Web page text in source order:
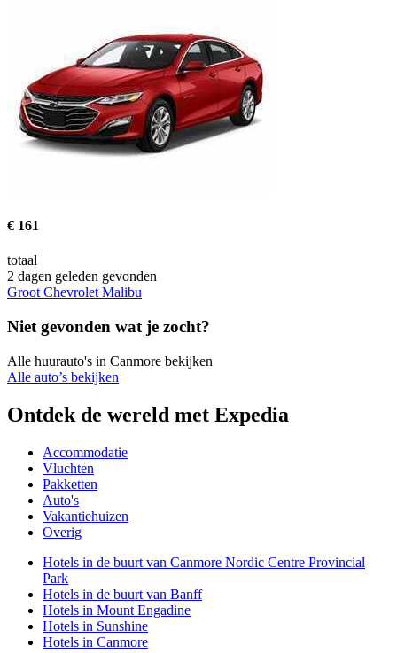
€ 161
totaal
2 dagen geleden gevonden
Groot Chevrolet Malibu
Niet gevonden wat je zocht?
Alle huurauto's in Canmore bekijken
Alle auto’s bekijken
Ontdek de wereld met Expedia
Accommodatie
Vluchten
Pakketten
Auto's
Vakantiehuizen
Overig
Hotels in de buurt van Canmore Nordic Centre Provincial
Park
Hotels in de buurt van Banff
Hotels in Mount Engadine
Hotels in Sunshine
Hotels in Canmore